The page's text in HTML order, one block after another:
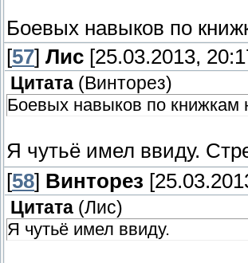
Боевых навыков по
[57] Лис [25.03.2013,
Цитата ( Винторез)
Боевых навыков по книжкам
Я чутьё имел ввиду.
[58] Винторез
Цитата (Лис)
Я чутьё имел ввиду.